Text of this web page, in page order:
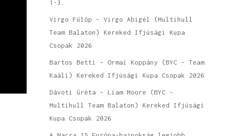
1-3.
Virgo Fülöp – Virgo Abigél (Multihull
Team Balaton) Kereked Ifjúsági Kupa
Csopak 2026
Bartos Betti – Ormai Koppány (BYC – Team
Kaáli) Kereked Ifjúsági Kupa Csopak 2026
Dávoti Gréta – Liam Moore (BYC –
Multihull Team Balaton) Kereked Ifjúsági
Kupa Csopak 2026